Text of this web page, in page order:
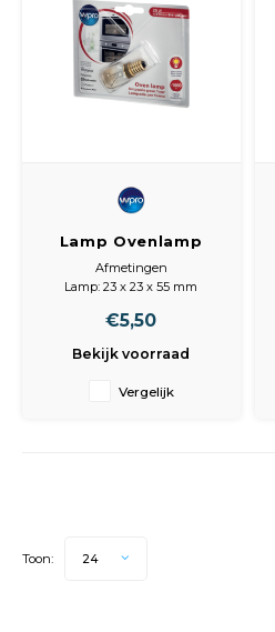
Lamp Ovenlamp
25W E14 T25
Afmetingen
Lamp: 23 x 23 x 55 mm
€5,50
Bekijk voorraad
Vergelijk
Toon: 24